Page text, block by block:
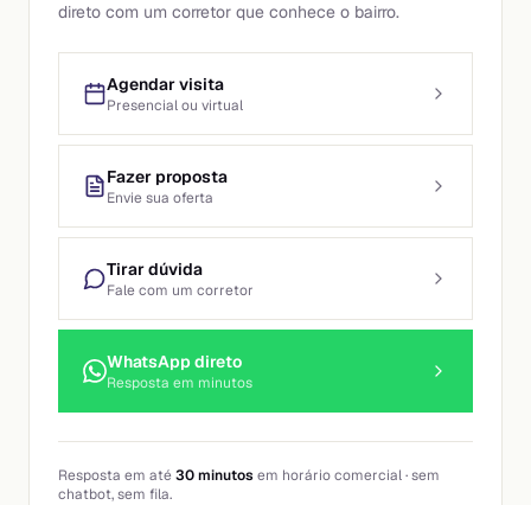
direto com um corretor que conhece o bairro.
Agendar visita
Presencial ou virtual
Fazer proposta
Envie sua oferta
Tirar dúvida
Fale com um corretor
WhatsApp direto
Resposta em minutos
Resposta em até30 minutos em horário comercial · sem
chatbot, sem fila.